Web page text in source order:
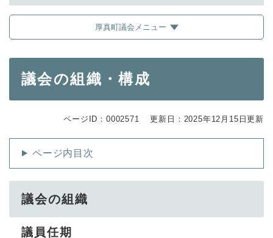
厚真町議会メニュー
議会の組織・構成
ページID：0002571 更新日：2025年12月15日更新
ページ内目次
議会の組織
議員任期